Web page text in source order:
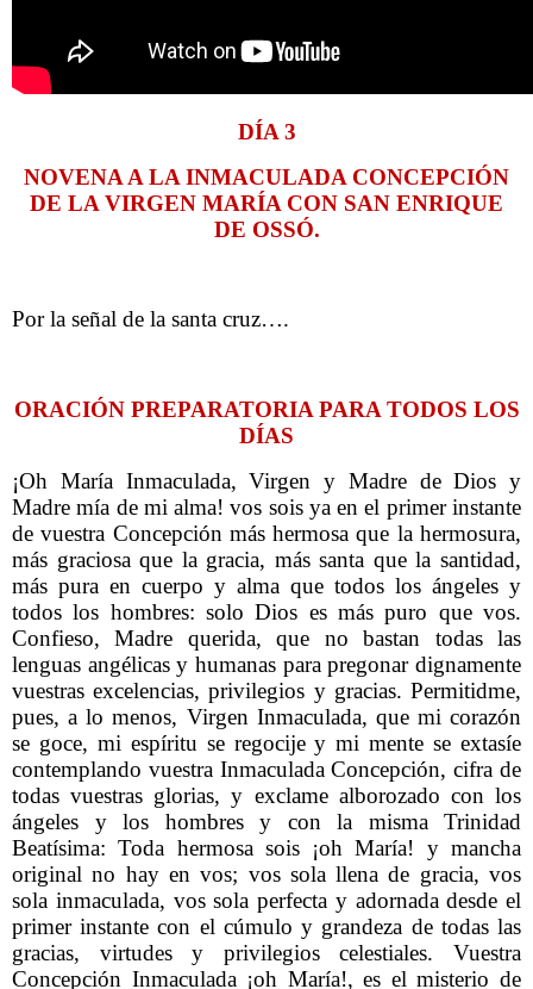
DÍA 3
NOVENA A LA INMACULADA CONCEPCIÓN
DE LA VIRGEN MARÍA CON SAN ENRIQUE
DE OSSÓ.
Por la señal de la santa cruz….
ORACIÓN PREPARATORIA PARA TODOS LOS
DÍAS
¡Oh María Inmaculada, Virgen y Madre de Dios y
Madre mía de mi alma! vos sois ya en el primer instante
de vuestra Concepción más hermosa que la hermosura,
más graciosa que la gracia, más santa que la santidad,
más pura en cuerpo y alma que todos los ángeles y
todos los hombres: solo Dios es más puro que vos.
Confieso, Madre querida, que no bastan todas las
lenguas angélicas y humanas para pregonar dignamente
vuestras excelencias, privilegios y gracias. Permitidme,
pues, a lo menos, Virgen Inmaculada, que mi corazón
se goce, mi espíritu se regocije y mi mente se extasíe
contemplando vuestra Inmaculada Concepción, cifra de
todas vuestras glorias, y exclame alborozado con los
ángeles y los hombres y con la misma Trinidad
Beatísima: Toda hermosa sois ¡oh María! y mancha
original no hay en vos; vos sola llena de gracia, vos
sola inmaculada, vos sola perfecta y adornada desde el
primer instante con el cúmulo y grandeza de todas las
gracias, virtudes y privilegios celestiales. Vuestra
Concepción Inmaculada ¡oh María!, es el misterio de